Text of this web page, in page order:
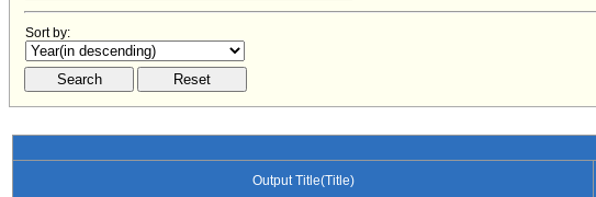
Sort by:
Output Title(Title)